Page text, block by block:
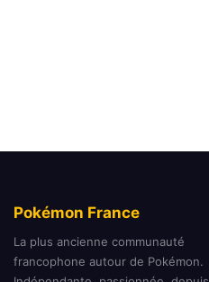
Pokémon France
La plus ancienne communauté
francophone autour de Pokémon.